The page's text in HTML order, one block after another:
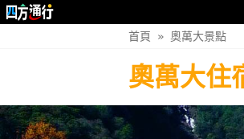
首頁 » 奧萬大景點
奧萬大住